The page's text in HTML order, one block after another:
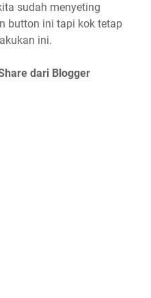
sudah menyeting
button ini tapi kok tetap
ini.
dari Blogger